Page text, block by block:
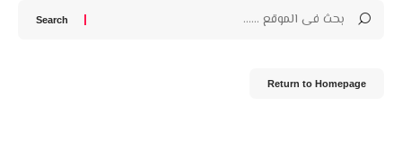
Return to Homepage